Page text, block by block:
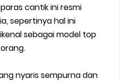
cantik ini resmi
sepertinya hal ini
sebagai model top
nyaris sempurna dan